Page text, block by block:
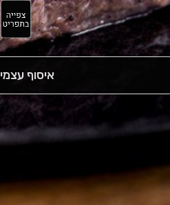
איסוף עצמי